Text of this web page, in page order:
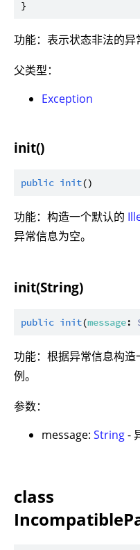
功能：表示状态非法的异
父类型：
Exception
init()
public init
功能：构造一个默认的
异常信息为空。
init(String)
public init(message:
功能：根据异常信息构造
例。
参数：
message: String-
class